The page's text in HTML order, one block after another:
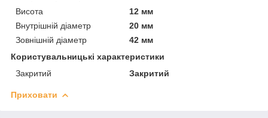
Висота
12 мм
Внутрішній діаметр
20 мм
Зовнішній діаметр
42 мм
Користувальницькі характеристики
Закритий
Закритий
Приховати